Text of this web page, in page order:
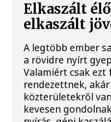
Elkaszált
elkaszált
A legtöbb ember
a rövidre nyírt
Valamiért csak ezt
rendezettnek,
közterületekről
kevesen